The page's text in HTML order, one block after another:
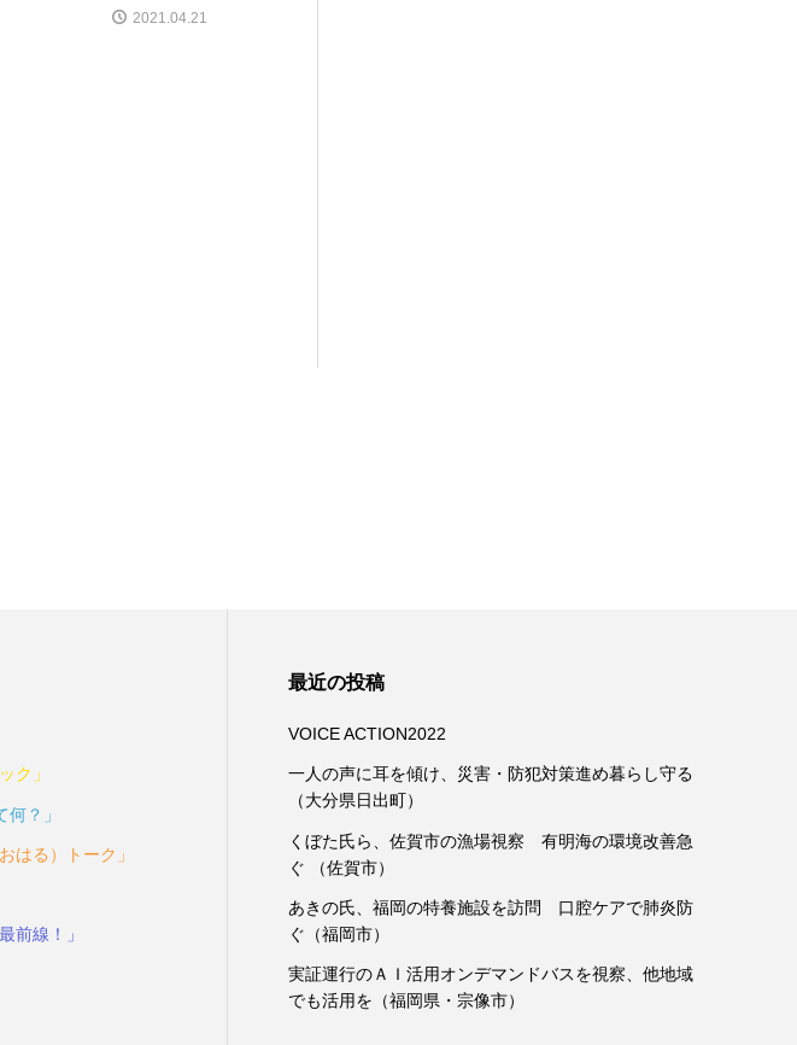
2021.04.21
ク」
？」
はる）トーク」
前線！」
最近の投稿
VOICE ACTION2022
一人の声に耳を傾け、災害・防犯対策進め暮らし守る
（大分県日出町）
くぼた氏ら、佐賀市の漁場視察 有明海の環境改善急
ぐ （佐賀市）
あきの氏、福岡の特養施設を訪問 口腔ケアで肺炎防
ぐ（福岡市）
実証運行のＡＩ活用オンデマンドバスを視察、他地域
でも活用を（福岡県・宗像市）